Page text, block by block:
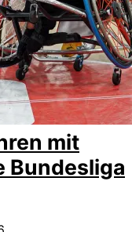
mit
Bundesliga